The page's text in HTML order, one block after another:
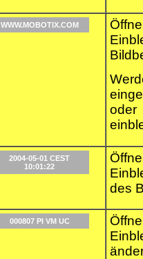
WWW.MOBOTIX.COM
2004-05-01 CEST
10:01:22
des
000807 PI VM UC